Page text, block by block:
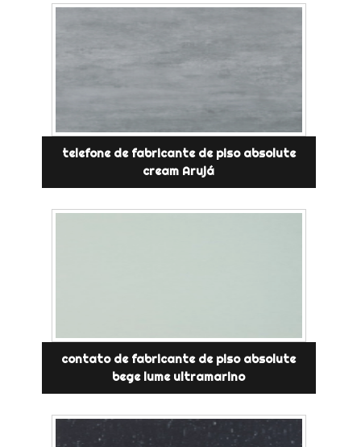
telefone de fabricante de piso absolute
cream Arujá
contato de fabricante de piso absolute
bege lume ultramarino